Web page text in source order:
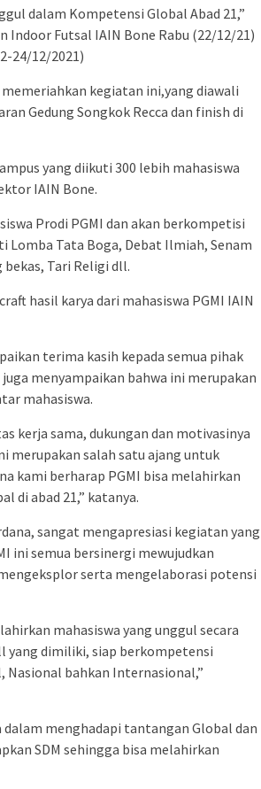
dalam Kompetensi Global Abad 21,”
Indoor Futsal IAIN Bone Rabu (22/12/21)
24/12/2021)
kegiatan ini,yang diawali
Gedung Songkok Recca dan finish di
yang diikuti 300 lebih mahasiswa
IAIN Bone.
Prodi PGMI dan akan berkompetisi
Lomba Tata Boga, Debat Ilmiah, Senam
Tari Religi dll.
hasil karya dari mahasiswa PGMI IAIN
terima kasih kepada semua pihak
menyampaikan bahwa ini merupakan
mahasiswa.
kerja sama, dukungan dan motivasinya
merupakan salah satu ajang untuk
kami berharap PGMI bisa melahirkan
di abad 21,” katanya.
sangat mengapresiasi kegiatan yang
ini semua bersinergi mewujudkan
serta mengelaborasi potensi
mahasiswa yang unggul secara
yang dimiliki, siap berkompetensi
Nasional bahkan Internasional,”
menghadapi tantangan Global dan
SDM sehingga bisa melahirkan